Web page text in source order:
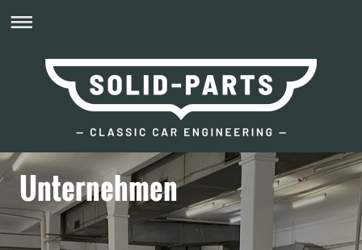
Unternehmen